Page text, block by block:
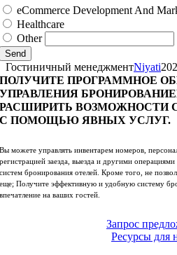
eCommerce Development And
Healthcare
Other
Send
Гостиничный менеджментNiyati
ПОЛУЧИТЕ ПРОГРАММНОЕ
УПРАВЛЕНИЯ
РАСШИРИТЬ ВОЗМОЖНОСТИ
С ПОМОЩЬЮ ЯВНЫХ УСЛУГ.
Вы можете управлять инвентарем номеров,
регистрацией заезда, выезда и другими
систем бронирования отелей. Кроме того, не
еще; Получите эффективную и удобную систему
впечатление на ваших гостей.
Запрос
Ресурсы для